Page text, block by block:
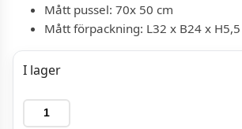
Mått pussel: 70x 50 cm
Mått förpackning: L32 x B24 x H5,5
I lager
Pussel